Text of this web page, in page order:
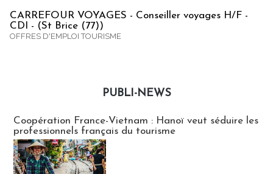
CARREFOUR VOYAGES - Conseiller voyages H/F -
CDI - (St Brice (77))
OFFRES D'EMPLOI TOURISME
PUBLI-NEWS
Coopération France-Vietnam : Hanoï veut séduire les
professionnels français du tourisme